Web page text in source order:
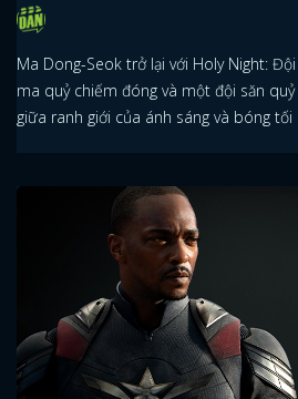
Ma Dong-Seok trở lại với Holy Night:
ma quỷ chiếm đóng và một đội săn
giữa ranh giới của ánh sáng và bóng tối